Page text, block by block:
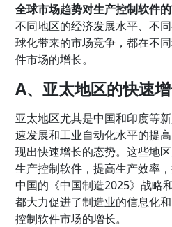
全球市场趋势对生产控制软件
不同地区的经济发展水平、不
球化带来的市场竞争，都在不
件市场的增长。
A、亚太地区的快速
亚太地区尤其是中国和印度等
速发展和工业自动化水平的提
现出快速增长的态势。这些地
生产控制软件，提高生产效率
中国的《中国制造2025》战略
都大力促进了制造业的信息化
控制软件市场的增长。